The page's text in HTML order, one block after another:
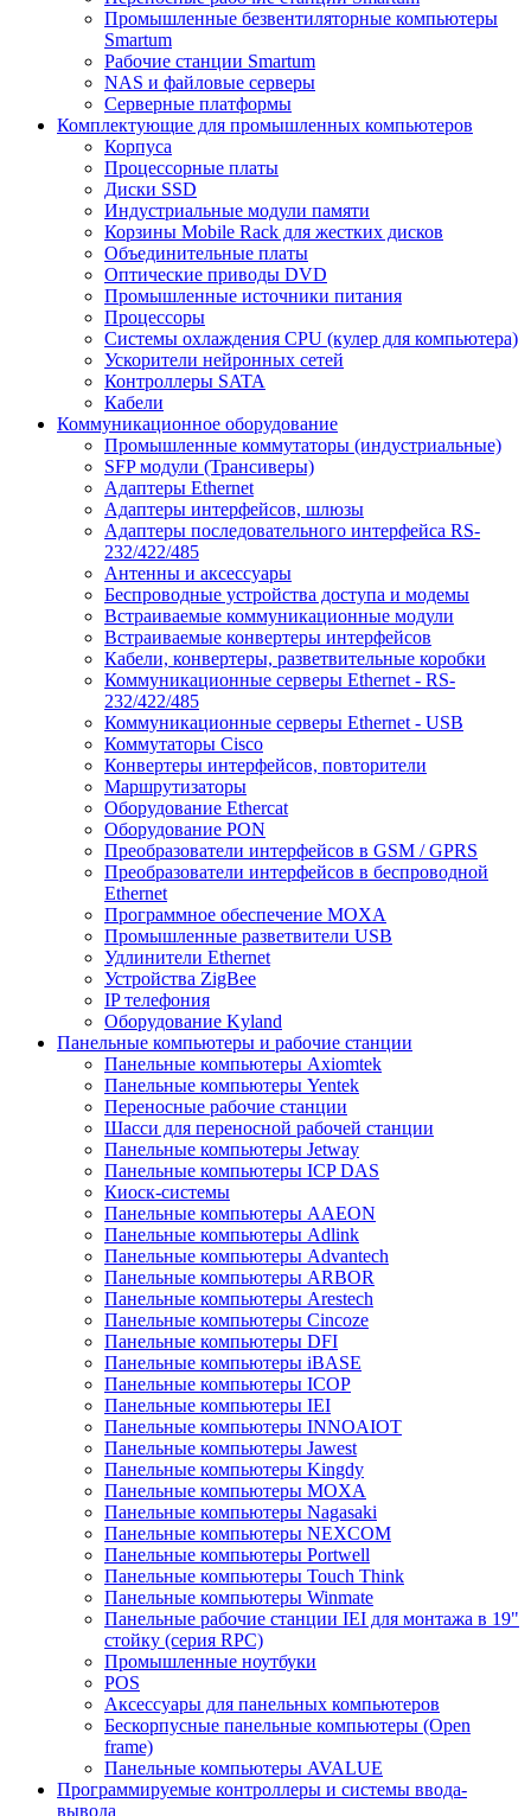
Промышленные безвентиляторные компьютеры
Smartum
Рабочие станции Smartum
NAS и файловые серверы
Серверные платформы
Комплектующие для промышленных компьютеров
Корпуса
Процессорные платы
Диски SSD
Индустриальные модули памяти
Корзины Mobile Rack для жестких дисков
Объединительные платы
Оптические приводы DVD
Промышленные источники питания
Процессоры
Системы охлаждения CPU (кулер для компьютера)
Ускорители нейронных сетей
Контроллеры SATA
Кабели
Коммуникационное оборудование
Промышленные коммутаторы (индустриальные)
SFP модули (Трансиверы)
Адаптеры Ethernet
Адаптеры интерфейсов, шлюзы
Адаптеры последовательного интерфейса RS-
232/422/485
Антенны и аксессуары
Беспроводные устройства доступа и модемы
Встраиваемые коммуникационные модули
Встраиваемые конвертеры интерфейсов
Кабели, конвертеры, разветвительные коробки
Коммуникационные серверы Ethernet - RS-
232/422/485
Коммуникационные серверы Ethernet - USB
Коммутаторы Cisco
Конвертеры интерфейсов, повторители
Маршрутизаторы
Оборудование Ethercat
Оборудование PON
Преобразователи интерфейсов в GSM / GPRS
Преобразователи интерфейсов в беспроводной
Ethernet
Программное обеспечение MOXA
Промышленные разветвители USB
Удлинители Ethernet
Устройства ZigBee
IP телефония
Оборудование Kyland
Панельные компьютеры и рабочие станции
Панельные компьютеры Axiomtek
Панельные компьютеры Yentek
Переносные рабочие станции
Шасси для переносной рабочей станции
Панельные компьютеры Jetway
Панельные компьютеры ICP DAS
Киоск-системы
Панельные компьютеры AAEON
Панельные компьютеры Adlink
Панельные компьютеры Advantech
Панельные компьютеры ARBOR
Панельные компьютеры Arestech
Панельные компьютеры Cincoze
Панельные компьютеры DFI
Панельные компьютеры iBASE
Панельные компьютеры ICOP
Панельные компьютеры IEI
Панельные компьютеры INNOAIOT
Панельные компьютеры Jawest
Панельные компьютеры Kingdy
Панельные компьютеры MOXA
Панельные компьютеры Nagasaki
Панельные компьютеры NEXCOM
Панельные компьютеры Portwell
Панельные компьютеры Touch Think
Панельные компьютеры Winmate
Панельные рабочие станции IEI для монтажа в 19"
стойку (серия RPC)
Промышленные ноутбуки
POS
Аксессуары для панельных компьютеров
Бескорпусные панельные компьютеры (Open
frame)
Панельные компьютеры AVALUE
Программируемые контроллеры и системы ввода-
вывода